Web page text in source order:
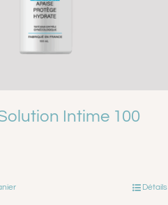
Intime 100
Détails